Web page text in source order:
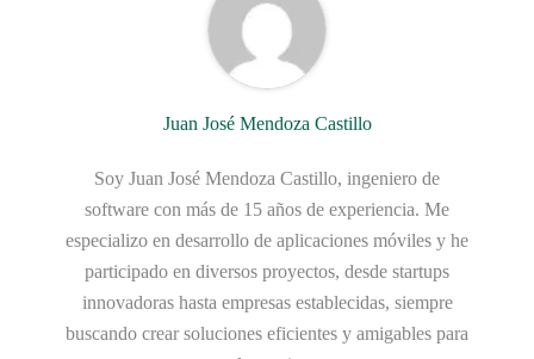
Juan José Mendoza Castillo
Soy Juan José Mendoza Castillo, ingeniero de
software con más de 15 años de experiencia. Me
especializo en desarrollo de aplicaciones móviles y he
participado en diversos proyectos, desde startups
innovadoras hasta empresas establecidas, siempre
buscando crear soluciones eficientes y amigables para